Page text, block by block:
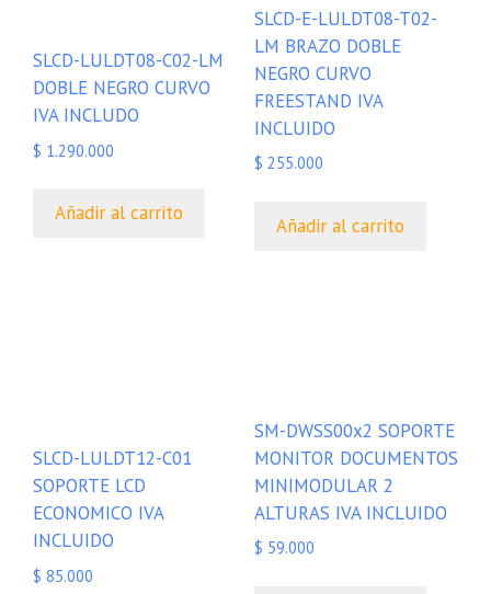
SLCD-LULDT08-C02-LM
DOBLE NEGRO CURVO
IVA INCLUDO
$ 1.290.000
Añadir al carrito
SLCD-E-LULDT08-T02-
LM BRAZO DOBLE
NEGRO CURVO
FREESTAND IVA
INCLUIDO
$ 255.000
Añadir al carrito
SLCD-LULDT12-C01
SOPORTE LCD
ECONOMICO IVA
INCLUIDO
$ 85.000
SM-DWSS00x2 SOPORTE
MONITOR DOCUMENTOS
MINIMODULAR 2
ALTURAS IVA INCLUIDO
$ 59.000